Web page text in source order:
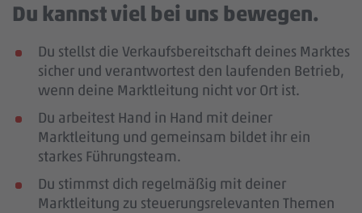
Du kannst viel bei uns bewegen.
Du stellst die Verkaufsbereitschaft deines Marktes
sicher und verantwortest den laufenden Betrieb,
wenn deine Marktleitung nicht vor Ort ist.
Du arbeitest Hand in Hand mit deiner
Marktleitung und gemeinsam bildet ihr ein
starkes Führungsteam.
Du stimmst dich regelmäßig mit deiner
Marktleitung zu steuerungsrelevanten Themen